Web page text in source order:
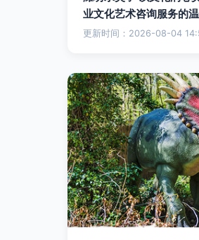
业文化艺术咨询服务的
更新时间：2026-08-04